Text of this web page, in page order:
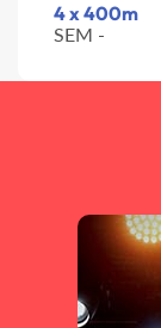
4 x 400m
SEM -